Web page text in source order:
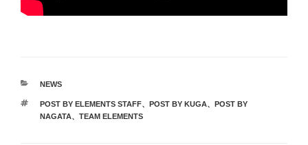
カ
ゴ
リ
NEWS
タ
グ
POST BY ELEMENTS STAFF、 POST BY KUGA、 POST BY
NAGATA、 TEAM ELEMENTS